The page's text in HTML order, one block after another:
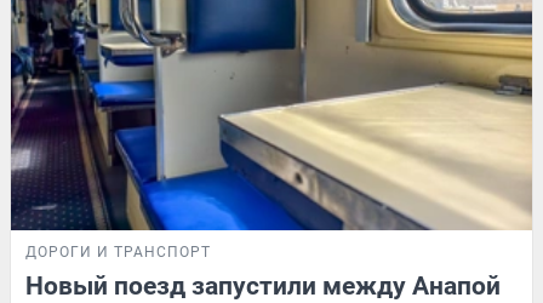
ДОРОГИ И ТРАНСПОРТ
Новый поезд запустили между Анапой